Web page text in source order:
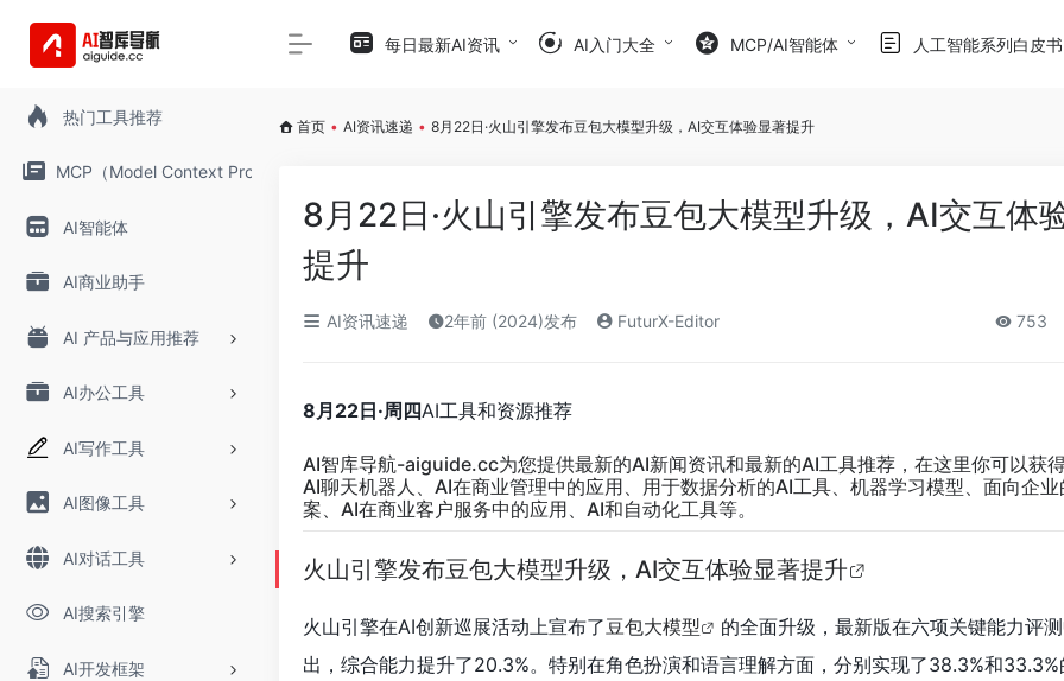
热门工具推荐
MCP（Model Context Protocol）
AI智能体
AI商业助手
AI 产品与应用推荐
AI办公工具
AI写作工具
AI图像工具
AI对话工具
AI搜索引擎
AI开发框架
每日最新AI资讯 AI入门大全 MCP/AI智能体 人工智能系列白皮书
首页 • AI资讯速递 • 8月22日·火山引擎发布豆包大模型升级，AI交互体验显著提升
8月22日·火山引擎发布豆包大模型升级，AI交互体
提升
AI资讯速递 2年前 (2024)发布 FuturX-Editor 753
8月22日·周四AI工具和资源推荐
AI智库导航-aiguide.cc为您提供最新的AI新闻资讯和最新的AI工具推荐，在这里你可以获
AI聊天机器人、AI在商业管理中的应用、用于数据分析的AI工具、机器学习模型、面向企
案、AI在商业客户服务中的应用、AI和自动化工具等。
火山引擎发布豆包大模型升级，AI交互体验显著提升
火山引擎在AI创新巡展活动上宣布了豆包大模型
的全面升级，最新版在六项关键能力评
出，综合能力提升了20.3%。特别在角色扮演和语言理解方面，分别实现了38.3%和